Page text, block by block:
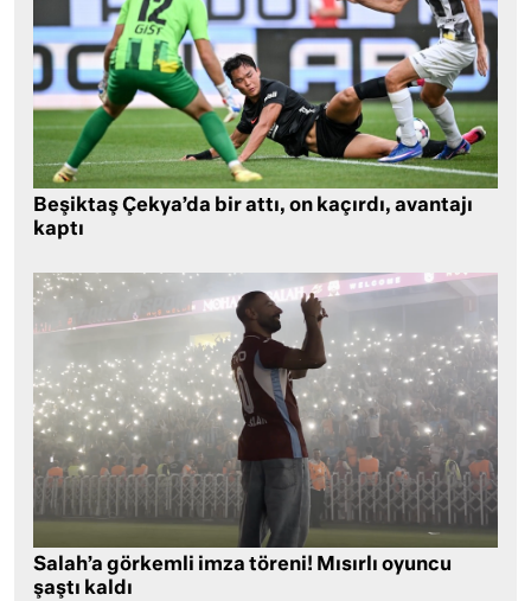
Beşiktaş Çekya’da bir attı, on kaçırdı, avantajı
kaptı
Salah’a görkemli imza töreni! Mısırlı oyuncu
şaştı kaldı